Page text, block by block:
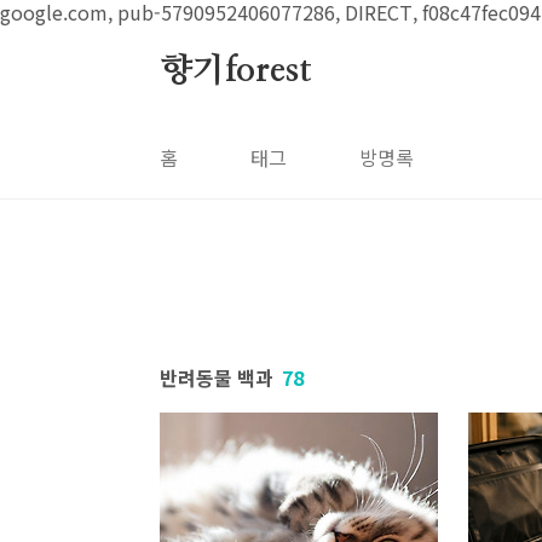
google.com, pub-5790952406077286, DIRECT,
본문 바로가기
향기forest
홈 태그 방명록
반려동물 백과 78